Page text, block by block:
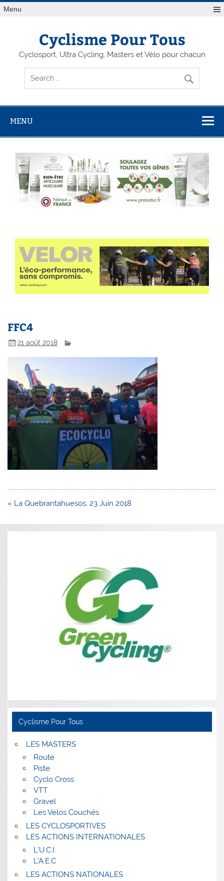
Menu
Cyclisme Pour Tous
Cyclosport, Ultra Cycling, Masters et Vélo pour chacun
MENU
FFC4
21 août 2018
Navigation
l’article
« La Quebrantahuesos, 23 Juin 2018
Cyclisme Pour Tous
LES MASTERS
Route
Piste
Cyclo Cross
VTT
Gravel
Les Vélos Couchés
LES CYCLOSPORTIVES
LES ACTIONS INTERNATIONALES
L’U.C.I.
L’A.E.C
LES ACTIONS NATIONALES